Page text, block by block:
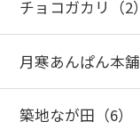
チョコガカリ （2）
月寒あんぱん本舗
築地なが田 （6）